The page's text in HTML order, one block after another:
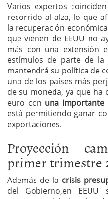
Varios expertos
recorrido al alza, lo que
la recuperación
que vienen de EEUU no
más con una extensión
estímulos de parte de la
mantendrá su política de
uno de los países más
de su moneda, ya que ha
euro con una importante
está permitiendo ganar
exportaciones.
Proyección
primer trimestre
Además de la crisis
del Gobierno,en